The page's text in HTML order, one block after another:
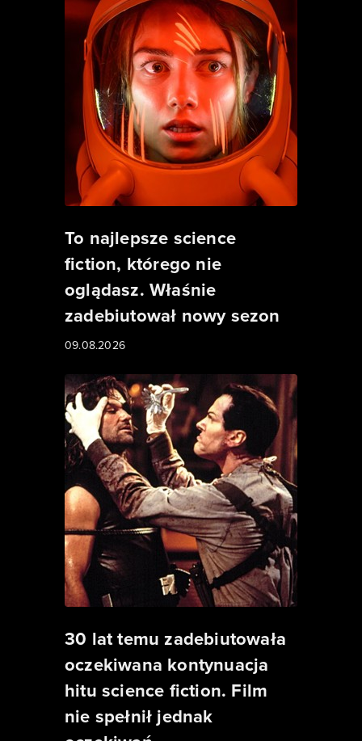
To najlepsze science
fiction, którego nie
oglądasz. Właśnie
zadebiutował nowy sezon
09.08.2026
30 lat temu zadebiutowała
oczekiwana kontynuacja
hitu science fiction. Film
nie spełnił jednak